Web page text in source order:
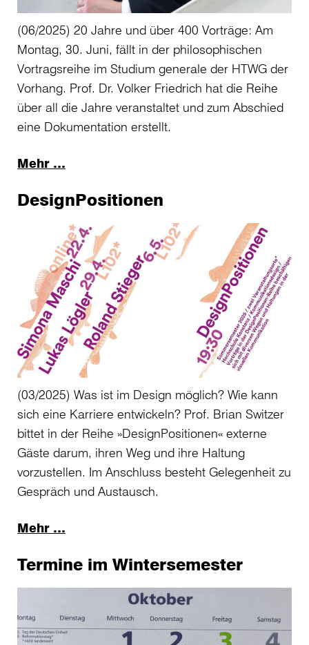
(06/2025) 20 Jahre und über 400 Vorträge: Am
Montag, 30. Juni, fällt in der philosophischen
Vortragsreihe im Studium generale der HTWG der
Vorhang. Prof. Dr. Volker Friedrich hat die Reihe
über all die Jahre veranstaltet und zum Abschied
eine Dokumentation erstellt.
Mehr …
DesignPositionen
(03/2025) Was ist im Design möglich? Wie kann
sich eine Karriere entwickeln? Prof. Brian Switzer
bittet in der Reihe »DesignPositionen« externe
Gäste darum, ihren Weg und ihre Haltung
vorzustellen. Im Anschluss besteht Gelegenheit zu
Gespräch und Austausch.
Mehr …
Termine im Wintersemester